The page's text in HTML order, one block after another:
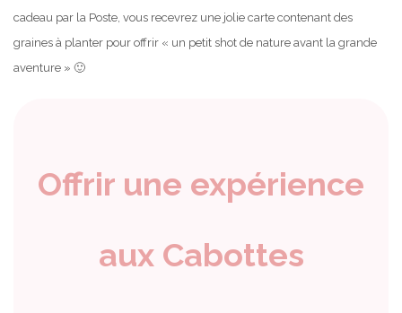
cadeau par la Poste, vous recevrez une jolie carte contenant des
graines à planter pour offrir « un petit shot de nature avant la grande
aventure » 🙂
Offrir une expérience
aux Cabottes